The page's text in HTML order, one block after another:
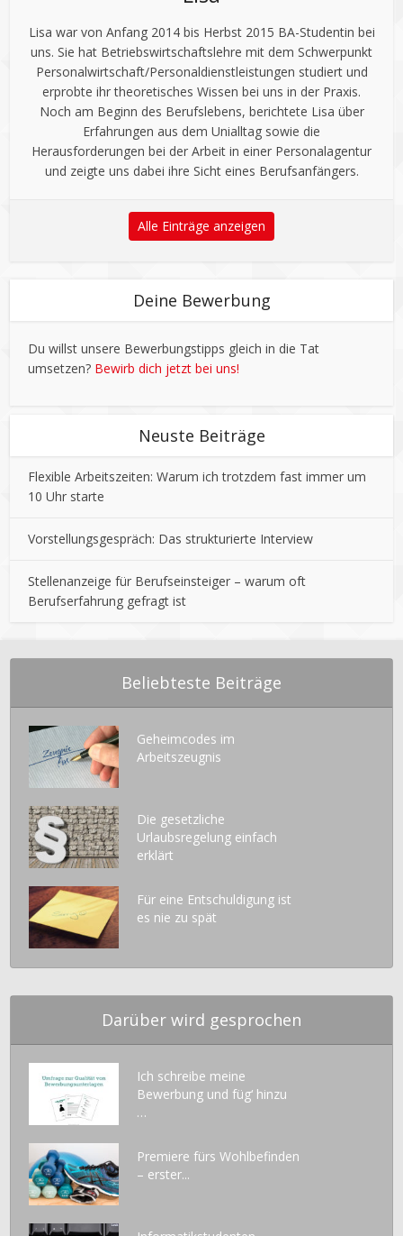
Lisa war von Anfang 2014 bis Herbst 2015 BA-Studentin bei
uns. Sie hat Betriebswirtschaftslehre mit dem Schwerpunkt
Personalwirtschaft/Personaldienstleistungen studiert und
erprobte ihr theoretisches Wissen bei uns in der Praxis.
Noch am Beginn des Berufslebens, berichtete Lisa über
Erfahrungen aus dem Unialltag sowie die
Herausforderungen bei der Arbeit in einer Personalagentur
und zeigte uns dabei ihre Sicht eines Berufsanfängers.
Alle Einträge anzeigen
Deine Bewerbung
Du willst unsere Bewerbungstipps gleich in die Tat
umsetzen? Bewirb dich jetzt bei uns!
Neuste Beiträge
Flexible Arbeitszeiten: Warum ich trotzdem fast immer um
10 Uhr starte
Vorstellungsgespräch: Das strukturierte Interview
Stellenanzeige für Berufseinsteiger – warum oft
Berufserfahrung gefragt ist
Beliebteste Beiträge
Geheimcodes im
Arbeitszeugnis
Die gesetzliche
Urlaubsregelung einfach
erklärt
Für eine Entschuldigung ist
es nie zu spät
Darüber wird gesprochen
Ich schreibe meine
Bewerbung und füg‘ hinzu
…
Premiere fürs Wohlbefinden
– erster...